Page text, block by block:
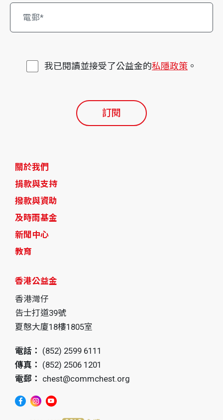
關於我們
捐款與支持
撥款與資助
及時雨基金
新聞中心
教育
香港公益金
香港灣仔
告士打道39號
夏慤大廈18樓1805室
電話： (852) 2599 6111
傳真： (852) 2506 1201
電郵： chest@commchest.org
我已閱讀並接受了公益金的私隱政策 。
訂閱